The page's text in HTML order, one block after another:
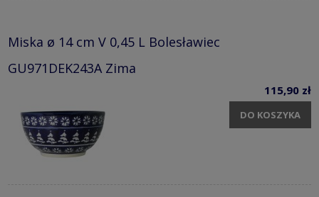
Miska ø 14 cm V 0,45 L Bolesławiec
GU971DEK243A Zima
115,90 zł
DO KOSZYKA